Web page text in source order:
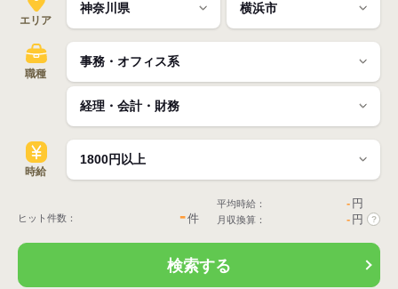
エリア
職種
時給
ヒット件数： -件
平均時給： - 円
月収換算： - 円 ?
検索する